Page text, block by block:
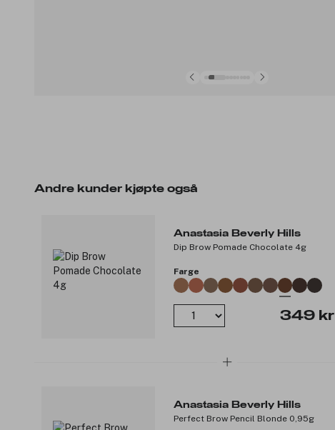
Andre kunder kjøpte også
Anastasia Beverly Hills
Dip Brow Pomade Chocolate 4g
Farge
349 kr
Anastasia Beverly Hills
Perfect Brow Pencil Blonde 0,95g